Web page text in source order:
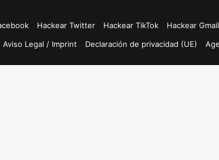
Hackear Twitter Hackear TikTok Hackear
Aviso Legal / Imprint Declaración de privacidad (UE)